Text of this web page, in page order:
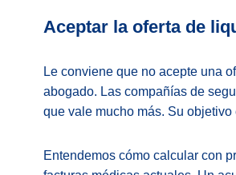
Aceptar la oferta de
Le conviene que no acepte una
abogado. Las compañías de
que vale mucho más. Su
Entendemos cómo calcular con